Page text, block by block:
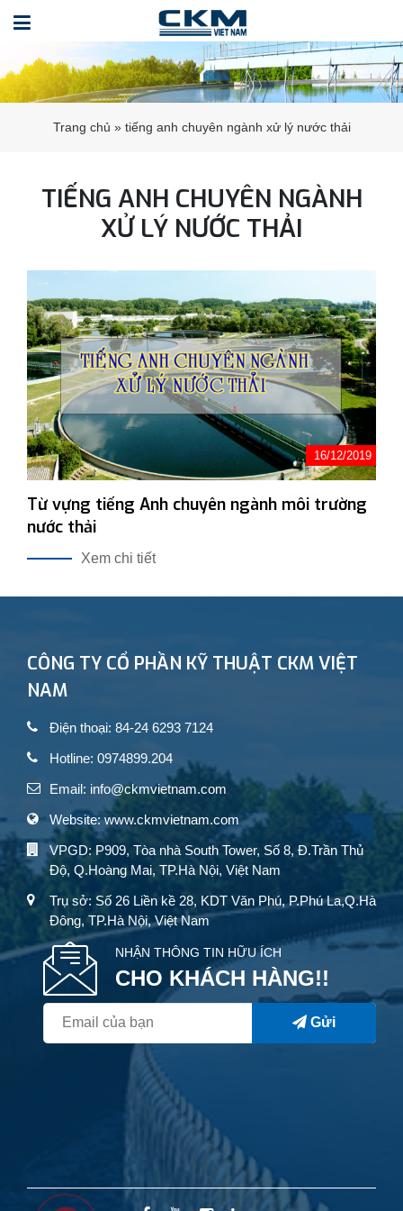
Trang chủ » tiếng anh chuyên ngành xử lý nước thải
TIẾNG ANH CHUYÊN NGÀNH
XỬ LÝ NƯỚC THẢI
16/12/2019
Từ vựng tiếng Anh chuyên ngành môi trường
nước thải
Xem chi tiết
CÔNG TY CỔ PHẦN KỸ THUẬT CKM VIỆT
NAM
Điện thoại: 84-24 6293 7124
Hotline: 0974899.204
Email: info@ckmvietnam.com
Website: www.ckmvietnam.com
VPGD: P909, Tòa nhà South Tower, Số 8, Đ.Trần Thủ
Độ, Q.Hoàng Mai, TP.Hà Nội, Việt Nam
Trụ sở: Số 26 Liền kề 28, KDT Văn Phú, P.Phú La,Q.Hà
Đông, TP.Hà Nội, Việt Nam
NHẬN THÔNG TIN HỮU ÍCH
CHO KHÁCH HÀNG!!
Gửi